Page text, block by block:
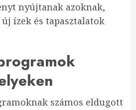
nyújtanak azoknak,
ízek és tapasztalatok
számos eldugott